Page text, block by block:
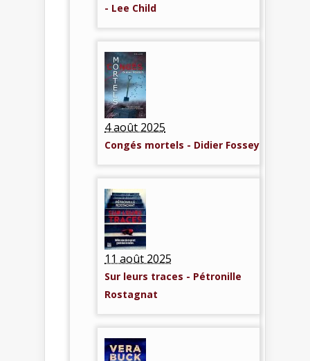
- Lee Child
4 août 2025
Congés mortels - Didier Fossey
11 août 2025
Sur leurs traces - Pétronille
Rostagnat